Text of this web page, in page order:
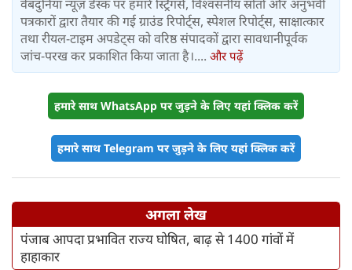
वेबदुनिया न्यूज़ डेस्क पर हमारे स्ट्रिंगर्स, विश्वसनीय स्रोतों और अनुभवी
पत्रकारों द्वारा तैयार की गई ग्राउंड रिपोर्ट्स, स्पेशल रिपोर्ट्स, साक्षात्कार
तथा रीयल-टाइम अपडेट्स को वरिष्ठ संपादकों द्वारा सावधानीपूर्वक
जांच-परख कर प्रकाशित किया जाता है।.... और पढ़ें
हमारे साथ WhatsApp पर जुड़ने के लिए यहां क्लिक करें
हमारे साथ Telegram पर जुड़ने के लिए यहां क्लिक करें
अगला लेख
पंजाब आपदा प्रभावित राज्य घोषित, बाढ़ से 1400 गांवों में
हाहाकार